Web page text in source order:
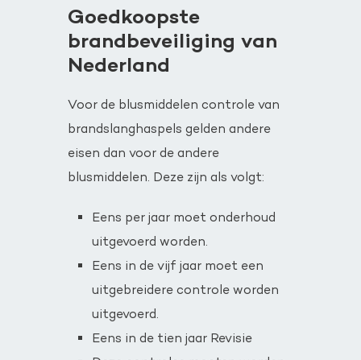
Goedkoopste
brandbeveiliging van
Nederland
Voor de blusmiddelen controle van
brandslanghaspels gelden andere
eisen dan voor de andere
blusmiddelen. Deze zijn als volgt:
Eens per jaar moet onderhoud
uitgevoerd worden.
Eens in de vijf jaar moet een
uitgebreidere controle worden
uitgevoerd.
Eens in de tien jaar Revisie